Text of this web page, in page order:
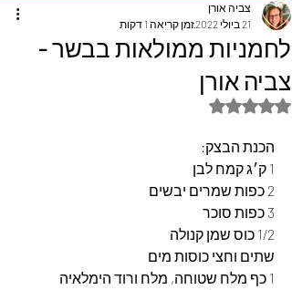
לחמניות ממולאות בבשר -
צביה אורן
צביה אורן
21 ביולי 2022
זמן קריאה 1 דקות
דירוג של NaN מתוך 5 כוכבים
הכנת הבצק:
1 ק׳ג קמח לבן
2 כפות שמרים יבשים
3 כפות סוכר
1/2 כוס שמן קנולה
שתים וחצי כוסות מים
1 כף מלח שטוחה, מלח ורוד הימלאיה